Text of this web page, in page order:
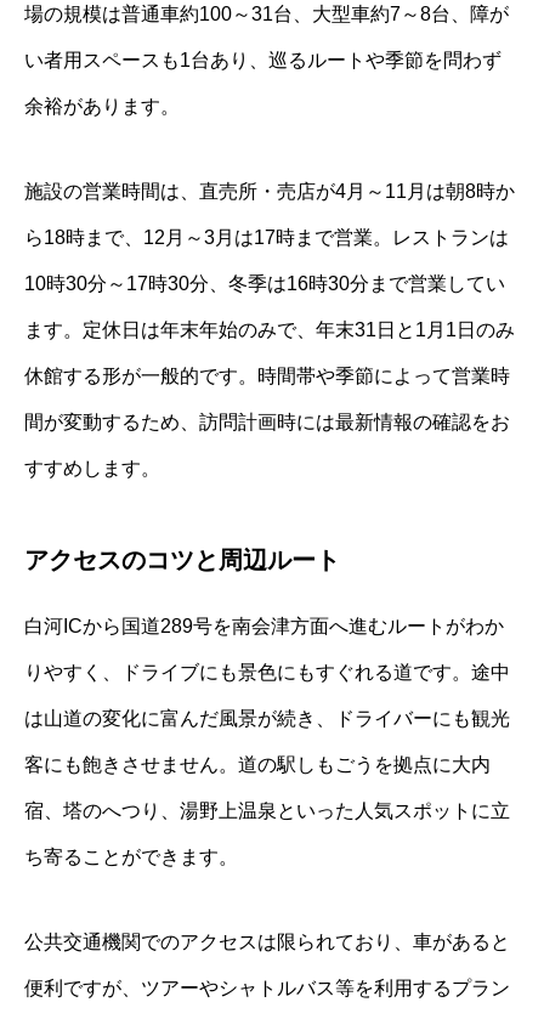
場の規模は普通車約100～31台、大型車約7～8台、障が
い者用スペースも1台あり、巡るルートや季節を問わず
余裕があります。
施設の営業時間は、直売所・売店が4月～11月は朝8時か
ら18時まで、12月～3月は17時まで営業。レストランは
10時30分～17時30分、冬季は16時30分まで営業してい
ます。定休日は年末年始のみで、年末31日と1月1日のみ
休館する形が一般的です。時間帯や季節によって営業時
間が変動するため、訪問計画時には最新情報の確認をお
すすめします。
アクセスのコツと周辺ルート
白河ICから国道289号を南会津方面へ進むルートがわか
りやすく、ドライブにも景色にもすぐれる道です。途中
は山道の変化に富んだ風景が続き、ドライバーにも観光
客にも飽きさせません。道の駅しもごうを拠点に大内
宿、塔のへつり、湯野上温泉といった人気スポットに立
ち寄ることができます。
公共交通機関でのアクセスは限られており、車があると
便利ですが、ツアーやシャトルバス等を利用するプラン